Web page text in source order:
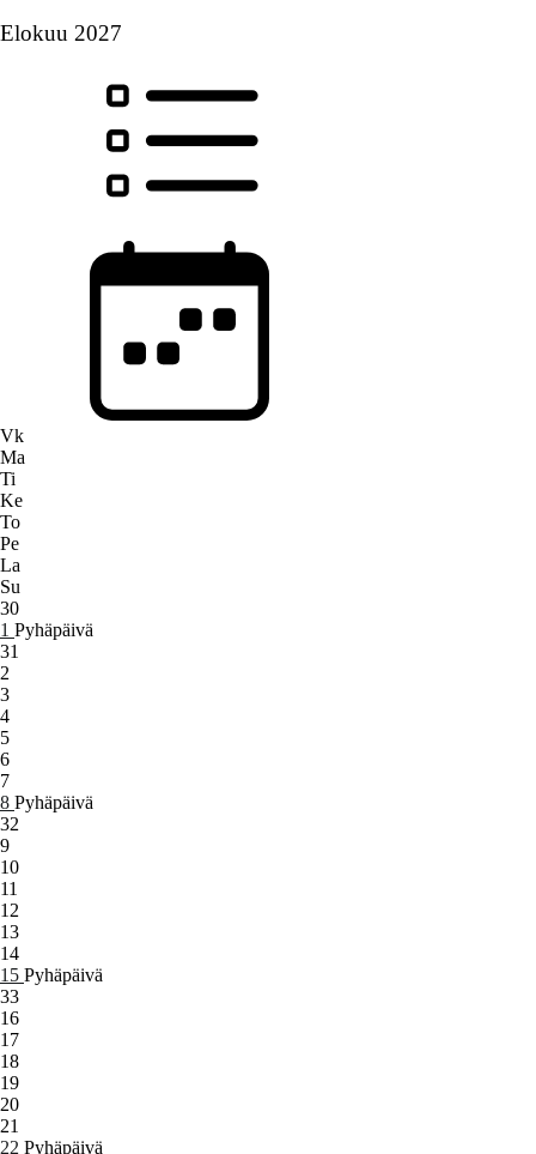
Elokuu 2027
Vk
Ma
Ti
Ke
To
Pe
La
Su
30
1 Pyhäpäivä
31
2
3
4
5
6
7
8 Pyhäpäivä
32
9
10
11
12
13
14
15 Pyhäpäivä
33
16
17
18
19
20
21
22 Pyhäpäivä